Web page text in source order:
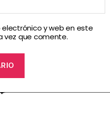
y web en este
vez que comente.